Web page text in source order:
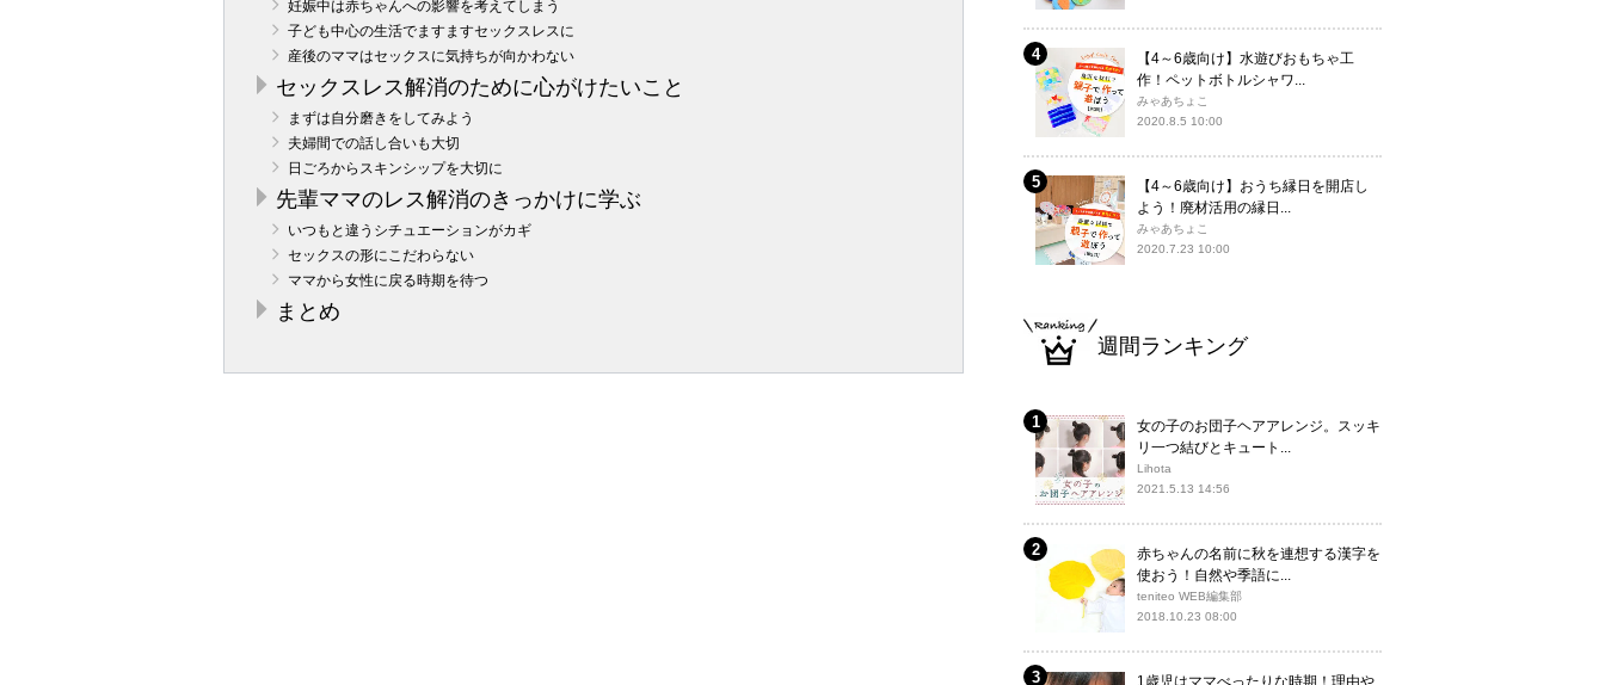
妊娠中は赤ちゃんへの影響を考えてしまう
子ども中心の生活でますますセックスレスに
産後のママはセックスに気持ちが向かわない
セックスレス解消のために心がけたいこと
まずは自分磨きをしてみよう
夫婦間での話し合いも大切
日ごろからスキンシップを大切に
先輩ママのレス解消のきっかけに学ぶ
いつもと違うシチュエーションがカギ
セックスの形にこだわらない
ママから女性に戻る時期を待つ
まとめ
【4～6歳向け】水遊びおもちゃ工
作！ペットボトルシャワ...
みゃあちょこ
2020.8.5 10:00
【4～6歳向け】おうち縁日を開店し
よう！廃材活用の縁日...
みゃあちょこ
2020.7.23 10:00
週間ランキング
女の子のお団子ヘアアレンジ。スッキ
リ一つ結びとキュート...
Lihota
2021.5.13 14:56
赤ちゃんの名前に秋を連想する漢字を
使おう！自然や季語に...
teniteo WEB編集部
2018.10.23 08:00
1歳児はママべったりな時期！理由や